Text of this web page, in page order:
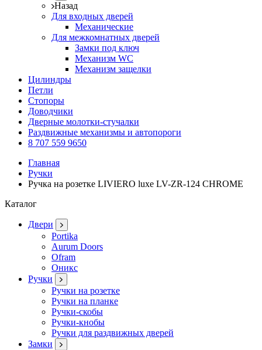
Назад
Для входных дверей
Механические
Для межкомнатных дверей
Замки под ключ
Механизм WC
Механизм защелки
Цилиндры
Петли
Стопоры
Доводчики
Дверные молотки-стучалки
Раздвижные механизмы и автопороги
8 707 559 9650
Главная
Ручки
Ручка на розетке LIVIERO luxe LV-ZR-124 CHROME
Каталог
Двери
Portika
Aurum Doors
Ofram
Оникс
Ручки
Ручки на розетке
Ручки на планке
Ручки-скобы
Ручки-кнобы
Ручки для раздвижных дверей
Замки